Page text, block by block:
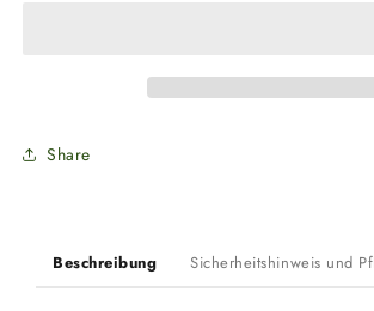
Share
Beschreibung Sicherheitshinweis und